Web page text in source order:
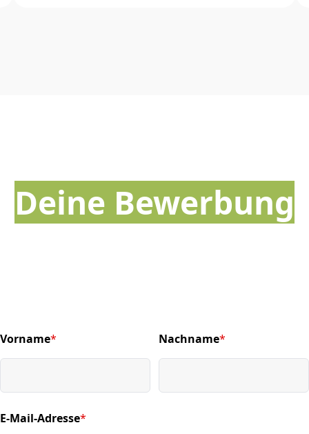
Deine Bewerbung
Vorname*
(required) Nachname*
(required)
E-Mail-Adresse*
(required)